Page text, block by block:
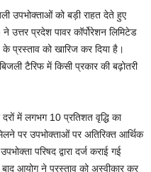
उपभोक्ताओं को बड़ी राहत देते हुए
उत्तर प्रदेश पावर कॉर्पोरेशन लिमिटेड
प्रस्ताव को खारिज कर दिया है।
टैरिफ में किसी प्रकार की बढ़ोतरी
में लगभग 10 प्रतिशत वृद्धि का
पर उपभोक्ताओं पर अतिरिक्त आर्थिक
परिषद द्वारा दर्ज कराई गई
आयोग ने प्रस्ताव को अस्वीकार कर